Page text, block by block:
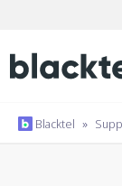
Blacktel »